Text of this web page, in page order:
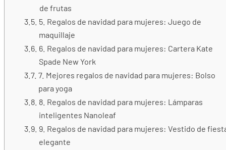
de frutas
5. Regalos de navidad para mujeres: Juego de
maquillaje
6. Regalos de navidad para mujeres: Cartera Kate
Spade New York
7. Mejores regalos de navidad para mujeres: Bolso
para yoga
8. Regalos de navidad para mujeres: Lámparas
inteligentes Nanoleaf
9. Regalos de navidad para mujeres: Vestido de
elegante